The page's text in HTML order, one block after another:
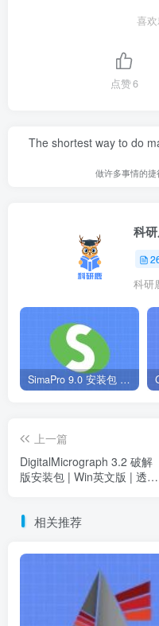
喜
点赞6
The shortest way to do
做许多事情的
科
科研
SimaPro 9.0 安装包 | Win英文版 | 生命周期评估软件 | 安装教程
上一篇
DigitalMicrograph 3.2 破解
版安装包 | Win英文版 | 透射
相关推荐